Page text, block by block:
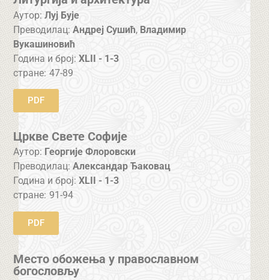
Аутор: Луј Бује
Преводилац: Андреј Сушић, Владимир
Вукашиновић
Година и број:XLII - 1-3
стране: 47-89
PDF
Цркве Свете Софије
Аутор: Георгије Флоровски
Преводилац: Александар Ђаковац
Година и број:XLII - 1-3
стране: 91-94
PDF
Место обожења у православном
богословљу